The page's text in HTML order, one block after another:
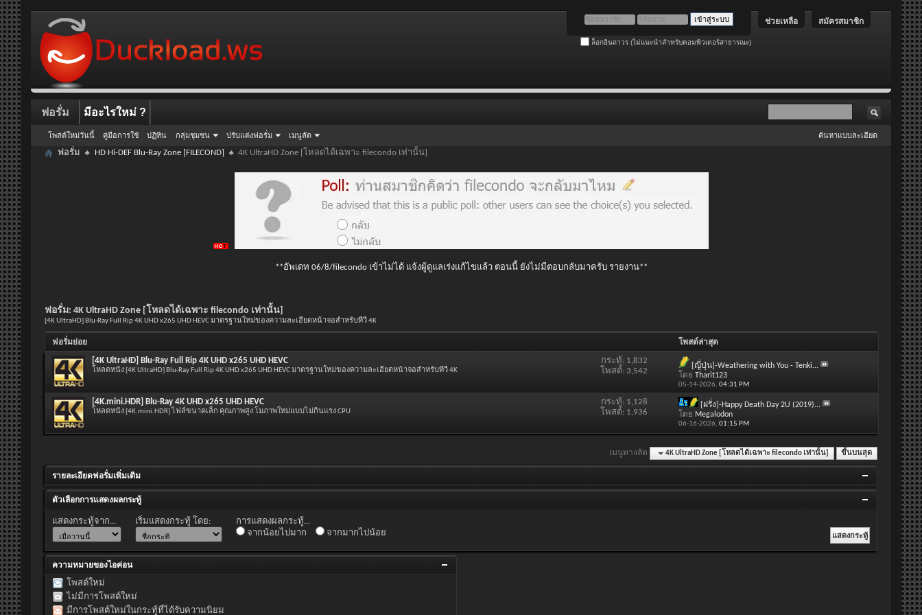
สมัครสมาชิก
ช่วยเหลือ
ล็อกอินถาวร (ไม่แนะนำสำหรับคอมพิวเตอร์สาธารณะ)
ฟอรั่ม
โพสต์ใหม่วันนี้ คู่มือการใช้ ปฏิทิน กลุ่มชุมชน ปรับแต่งฟอรั่ม เมนูลัด
มีอะไรใหม่ ?
ค้นหาแบบละเอียด
ฟอรั่ม HD Hi-DEF Blu-Ray Zone [FILECOND] 4K UltraHD Zone [โหลดได้เฉพาะ filecondo เท่านั้น]
**อัพเดท 06/8/filecondo เข้าไม่ได้ แจ้งผู้ดูแลเร่งแก้ไขแล้ว ตอนนี้ ยังไม่มีตอบกลับมาครับ รายงาน**
ฟอรั่ม: 4K UltraHD Zone [โหลดได้เฉพาะ filecondo เท่านั้น]
[4K UltraHD] Blu-Ray Full Rip 4K UHD x265 UHD HEVC มาตรฐานใหม่ของความละเอียดหน้าจอสำหรับทีวี 4K
ฟอรั่มย่อย โพสต์ล่าสุด
[4K UltraHD] Blu-Ray Full Rip 4K UHD x265 UHD HEVC
โหลดหนัง [4K UltraHD] Blu-Ray Full Rip 4K UHD x265 UHD HEVC มาตรฐานใหม่ของความละเอียดหน้าจอสำหรับทีวี 4K
กระทู้: 1,832
โพสต์: 3,542
[ญี่ปุ่น]-Weathering with You - Tenki...
โดย Tharit123
05-14-2026, 04:31 PM
[4K.mini.HDR] Blu-Ray 4K UHD x265 UHD HEVC
โหลดหนัง [4K.mini.HDR] ไฟล์ขนาดเล็ก คุณภาพสูง โมภาพใหม่แบบไม่กินแรง CPU
กระทู้: 1,128
โพสต์: 1,936
[ฝรั่ง]-Happy Death Day 2U (2019)...
โดย Megalodon
06-16-2026, 01:15 PM
เมนูทางลัด 4K UltraHD Zone [โหลดได้เฉพาะ filecondo เท่านั้น] ขึ้นบนสุด
รายละเอียดฟอรั่มเพิ่มเติม
ตัวเลือกการแสดงผลกระทู้
แสดงกระทู้จาก... เริ่มแสดงกระทู้ โดย:
การแสดงผลกระทู้...
จากน้อยไปมาก
จากมากไปน้อย
ความหมายของไอค่อน
โพสต์ใหม่
ไม่มีการโพสต์ใหม่
มีการโพสต์ใหม่ในกระทู้ที่ได้รับความนิยม